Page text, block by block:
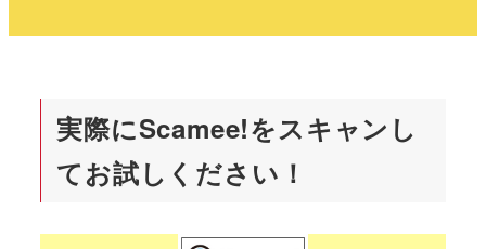
実際にScamee!をスキャンし
てお試しください！